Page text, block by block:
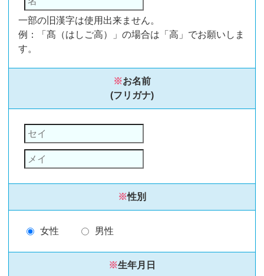
一部の旧漢字は使用出来ません。
例：「髙（はしご高）」の場合は「高」でお願いしま
す。
※お名前
(フリガナ)
※性別
女性 男性
※生年月日